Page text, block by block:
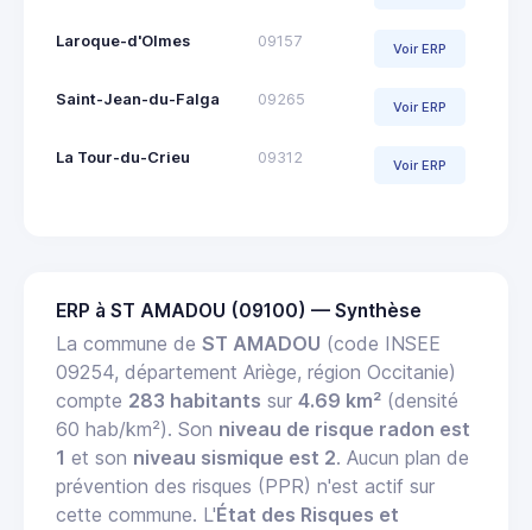
Laroque-d'Olmes 09157 Voir ERP
Saint-Jean-du-Falga 09265 Voir ERP
La Tour-du-Crieu 09312 Voir ERP
ERP à ST AMADOU (09100) — Synthèse
La commune de ST AMADOU (code INSEE
09254, département Ariège, région Occitanie)
compte 283 habitants sur 4.69 km² (densité
60 hab/km²). Son niveau de risque radon est
1 et son niveau sismique est 2. Aucun plan de
prévention des risques (PPR) n'est actif sur
cette commune. L'État des Risques et